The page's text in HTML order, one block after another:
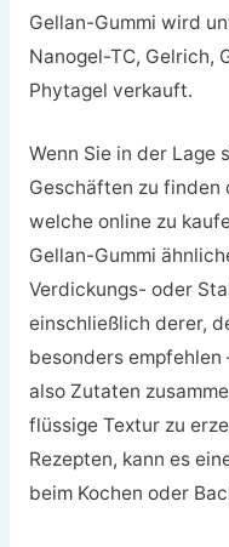
Gellan-Gummi wird
Nanogel-TC, Gelrich,
Phytagel verkauft.
Wenn Sie in der Lage
Geschäften zu
welche online zu
Gellan-Gummi
Verdickungs- oder
einschließlich derer,
besonders empfehlen
also Zutaten
flüssige Textur zu
Rezepten, kann es
beim Kochen oder